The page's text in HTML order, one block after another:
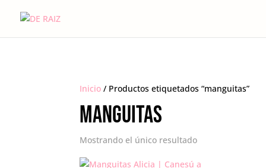
Inicio / Productos etiquetados “manguitas”
manguitas
Mostrando el único resultado